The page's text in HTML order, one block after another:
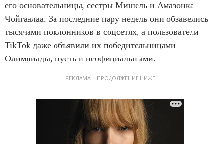
его основательницы, сестры Мишель и Амазонка
Чойгаалаа. За последние пару недель они обзавелись
тысячами поклонников в соцсетях, а пользователи
TikTok даже объявили их победительницами
Олимпиады, пусть и неофициальными.
РЕКЛАМА – ПРОДОЛЖЕНИЕ НИЖЕ